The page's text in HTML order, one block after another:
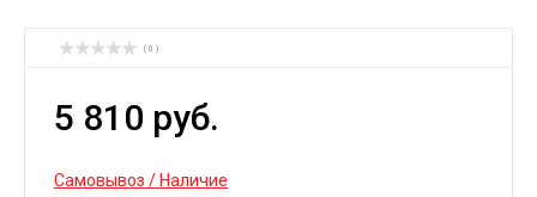
( 0 )
5 810 руб.
Самовывоз / Наличие